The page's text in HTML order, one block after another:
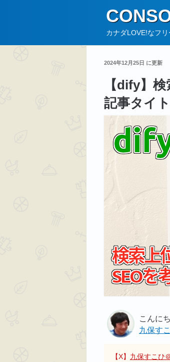
ン
カナダLOVE!なフ
2024年12月25日 に更新
【dify】
記事タイ
こんに
九保す
【X】 九保すこひ